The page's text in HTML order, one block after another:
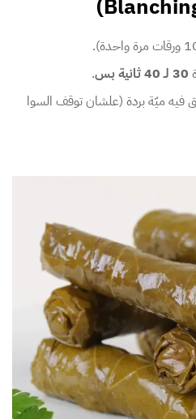
30 لـ 40 ثانية بس
.
ميّة بردة (علشان توقف السوا